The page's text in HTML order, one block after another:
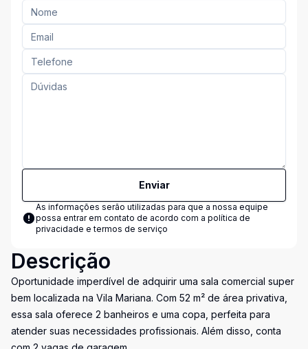
Enviar
As informações serão utilizadas para que a nossa equipe
possa entrar em contato de acordo com a política de
privacidade e termos de serviço
Descrição
Oportunidade imperdível de adquirir uma sala comercial super
bem localizada na Vila Mariana. Com 52 m² de área privativa,
essa sala oferece 2 banheiros e uma copa, perfeita para
atender suas necessidades profissionais. Além disso, conta